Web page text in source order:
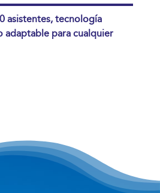
asistentes, tecnología
adaptable para cualquier